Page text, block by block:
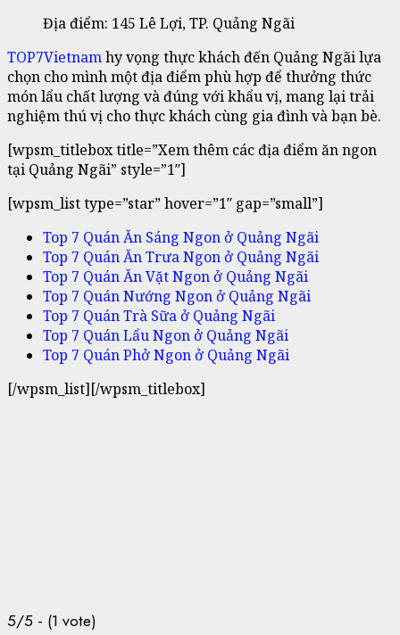
Địa điểm: 145 Lê Lợi, TP. Quảng Ngãi
TOP7Vietnamhy vọng thực khách đến Quảng Ngãi lựa
chọn cho mình một địa điểm phù hợp để thưởng thức
món lẩu chất lượng và đúng với khẩu vị, mang lại trải
nghiệm thú vị cho thực khách cùng gia đình và bạn bè.
[wpsm_titlebox title=”Xem thêm các địa điểm ăn ngon
tại Quảng Ngãi” style=”1″]
[wpsm_list type=”star” hover=”1″ gap=”small”]
Top 7 Quán Ăn Sáng Ngon ở Quảng Ngãi
Top 7 Quán Ăn Trưa Ngon ở Quảng Ngãi
Top 7 Quán Ăn Vặt Ngon ở Quảng Ngãi
Top 7 Quán Nướng Ngon ở Quảng Ngãi
Top 7 Quán Trà Sữa ở Quảng Ngãi
Top 7 Quán Lẩu Ngon ở Quảng Ngãi
Top 7 Quán Phở Ngon ở Quảng Ngãi
[/wpsm_list][/wpsm_titlebox]
5/5 - (1 vote)